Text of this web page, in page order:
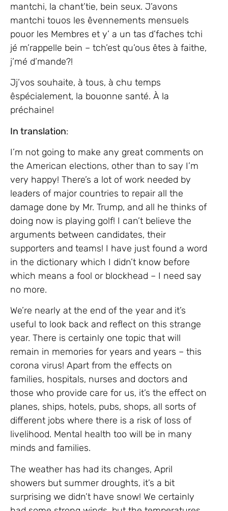
mantchi, la chant’tie, bein seux. J’avons
mantchi touos les êvennements mensuels
pouor les Membres et y’ a un tas d’faches tchi
jé m’rappelle bein – tch’est qu’ous êtes à faithe,
j’mé d’mande?!
Jj’vos souhaite, à tous, à chu temps
êspécialement, la bouonne santé. À la
préchaine!
In translation:
I’m not going to make any great comments on
the American elections, other than to say I’m
very happy! There’s a lot of work needed by
leaders of major countries to repair all the
damage done by Mr. Trump, and all he thinks of
doing now is playing golf! I can’t believe the
arguments between candidates, their
supporters and teams! I have just found a word
in the dictionary which I didn’t know before
which means a fool or blockhead – I need say
no more.
We’re nearly at the end of the year and it’s
useful to look back and reflect on this strange
year. There is certainly one topic that will
remain in memories for years and years – this
corona virus! Apart from the effects on
families, hospitals, nurses and doctors and
those who provide care for us, it’s the effect on
planes, ships, hotels, pubs, shops, all sorts of
different jobs where there is a risk of loss of
livelihood. Mental health too will be in many
minds and families.
The weather has had its changes, April
showers but summer droughts, it’s a bit
surprising we didn’t have snow! We certainly